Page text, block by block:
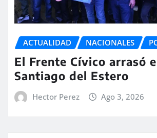
ACTUALIDAD NACIONALES
El Frente Cívico arrasó
Santiago del Estero
Hector Perez Ago 3, 2026